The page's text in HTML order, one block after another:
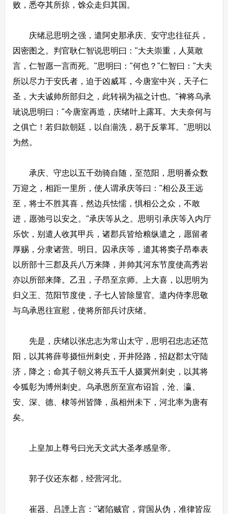
败，悉夺其所掠，馀众走归其国。
庆绪忌思明之强，遣阿史那承庆、安守忠往征兵，
因密图之。判官耿仁智说思明曰："大夫崇重，人莫敢
言，仁智愿一言而死。"思明曰："何也？"仁智曰："大夫
所以尽力于安氏者，迫于凶威耳，今唐室中兴，天子仁
圣，大夫诚帅所部归之，此转祸为福之计也。"裨将乌承
玼说思明曰："今唐室再造，庆绪叶上露耳。大夫奈何与
之俱亡！若归款朝廷，以自湔洗，易于反掌耳。"思明以
为然。
承庆、守忠以五千劲骑自随，至范阳，思明番众数
万迎之，相距一里所，使人谓承庆等曰："相公及王远
至，将士不胜其喜，然边兵怯懦，惧相公之众，不敢
进，愿弛弓以安之。"承庆等从之。思明引承庆等入内厅
乐饮，别遣人收其甲兵，诸郡兵皆给粮纵遣之，愿留者
厚赐，分隶诸营。明日。囚承庆等，遣其将窦子昂奉表
以所部十三郡及兵八万来降，并帅其河东节度使高秀岩
亦以所部来降。乙丑，子昂至京师。上大喜，以思明为
归义王、范阳节度使，子七人皆除显官。遣内侍李思敬
与乌承恩往宣慰，使将所部兵讨庆绪。
先是，庆绪以张忠志为常山太守，思明召忠志还范
阳，以其将薛萼摄恒州刺史，开井陉路，招赵郡太守陆
济，降之；命其子朝义将兵五千人摄冀州刺史，以其将
令狐彰为博州刺史。乌承恩所至宣布诏旨，沧、瀛、
安、深、德、棣等州皆降，虽相州未下，河北率为唐有
矣。
上皇加上尊号曰光天文武大圣孝感皇帝。
郭子仪还东都，经营河北。
崔器、吕諲上言："诸陷贼官，背国从伪，准律皆应